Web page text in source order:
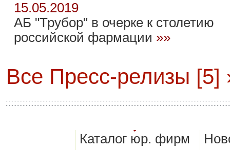
15.05.2019
АБ "Трубор" в очерке к столетию
российской фармации »»
Все Пресс-релизы [5]
Каталог юр. фирм